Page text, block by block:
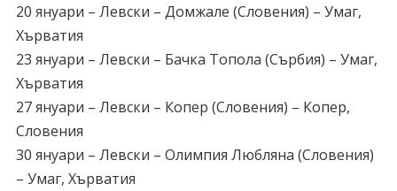
20 януари – Левски – Домжале (Словения) – Умаг,
Хърватия
23 януари – Левски – Бачка Топола (Сърбия) – Умаг,
Хърватия
27 януари – Левски – Копер (Словения) – Копер,
Словения
30 януари – Левски – Олимпия Любляна (Словения)
– Умаг, Хърватия